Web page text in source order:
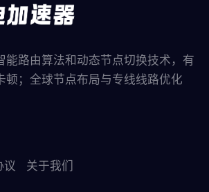
能路由算法和动态节点切换技术，有
顿；全球节点布局与专线线路优化
议 关于我们